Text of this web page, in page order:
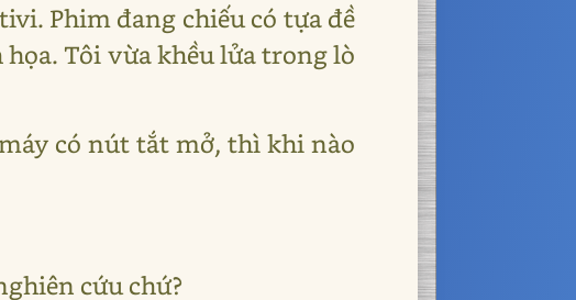
Phim đang chiếu có tựa đề
Tôi vừa khều lửa trong lò
có nút tắt mở, thì khi nào
cứu chứ?